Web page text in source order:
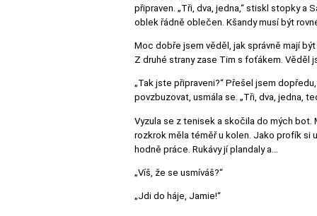
připraven. „Tři, dva, jedna,“ stiskl stopky
oblek řádně oblečen. Kšandy musí být
Moc dobře jsem věděl, jak správně mají
Z druhé strany zase Tim s foťákem. Věděl
„Tak jste připraveni?“ Přešel jsem
povzbuzovat, usmála se. „Tři, dva, jedna,
Vyzula se z tenisek a skočila do mých bot.
rozkrok měla téměř u kolen. Jako profík si
hodně práce. Rukávy jí plandaly a…
„Víš, že se usmíváš?“
„Jdi do háje, Jamie!“